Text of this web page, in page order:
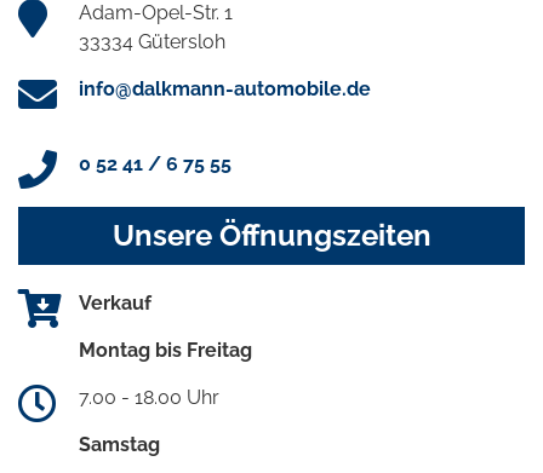
Adam-Opel-Str. 1
33334 Gütersloh
info@dalkmann-automobile.de
0 52 41 / 6 75 55
Unsere Öffnungszeiten
Verkauf
Montag bis Freitag
7.00 - 18.00 Uhr
Samstag